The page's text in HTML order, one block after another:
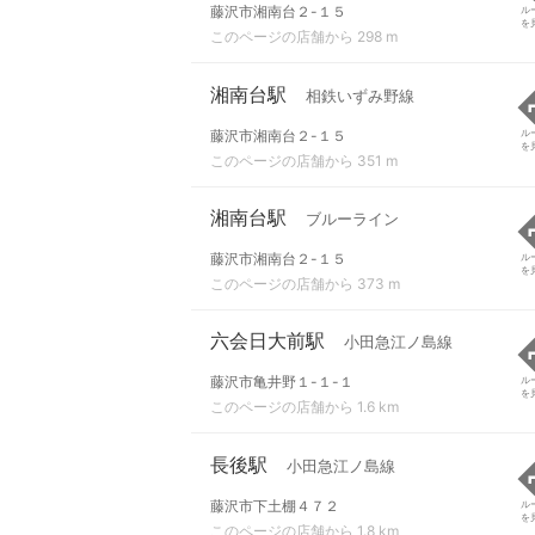
藤沢市湘南台２-１５
このページの店舗から 298 m
ル
を
湘南台駅 相鉄いずみ野線
藤沢市湘南台２-１５
このページの店舗から 351 m
ル
を
湘南台駅 ブルーライン
藤沢市湘南台２-１５
このページの店舗から 373 m
ル
を
六会日大前駅 小田急江ノ島線
藤沢市亀井野１-１-１
このページの店舗から 1.6 km
ル
を
長後駅 小田急江ノ島線
藤沢市下土棚４７２
このページの店舗から 1.8 km
ル
を